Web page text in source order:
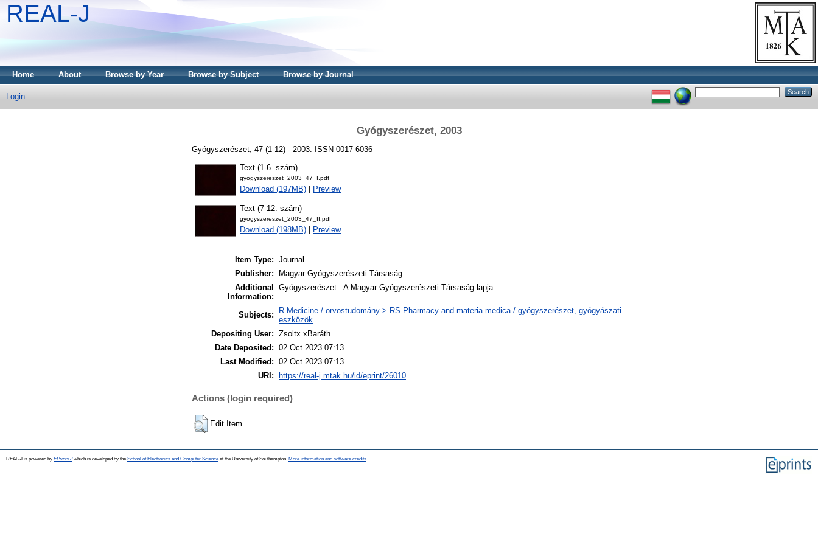
REAL-J
Home About Browse by Year Browse by Subject Browse by Journal
Login
Gyógyszerészet, 2003
Gyógyszerészet, 47 (1-12) - 2003. ISSN 0017-6036
Text (1-6. szám)
gyogyszereszet_2003_47_I.pdf
Download (197MB) Preview
Text (7-12. szám)
gyogyszereszet_2003_47_II.pdf
Download (198MB) Preview
Item Type: Journal
Publisher:
Magyar Gyógyszerészeti Társaság
Additional
Information:
Gyógyszerészet : A Magyar Gyógyszerészeti Társaság lapja
Subjects:
R Medicine / orvostudomány > RS Pharmacy and materia medica / gyógyszerészet, gyógyászati
eszközök
Depositing User: Zsoltx xBaráth
Date Deposited: 02 Oct 2023 07:13
Last Modified: 02 Oct 2023 07:13
URI:
https://real-j.mtak.hu/id/eprint/26010
Actions (login required)
Edit Item
REAL-J is powered by EPrints 3which is developed by the School of Electronics and Computer Science at the University of Southampton. More information and software credits